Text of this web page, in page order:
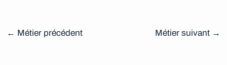
← Métier précédent Métier suivant →